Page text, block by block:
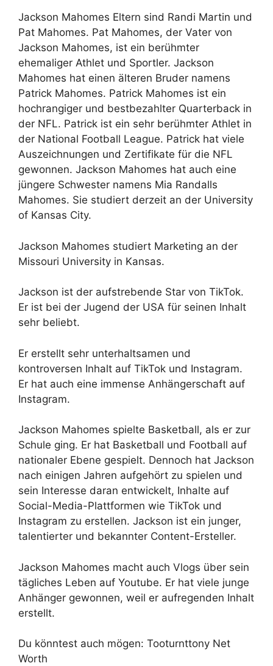
Jackson Mahomes Eltern sind Randi Martin und
Pat Mahomes. Pat Mahomes, der Vater von
Jackson Mahomes, ist ein berühmter
ehemaliger Athlet und Sportler. Jackson
Mahomes hat einen älteren Bruder namens
Patrick Mahomes. Patrick Mahomes ist ein
hochrangiger und bestbezahlter Quarterback in
der NFL. Patrick ist ein sehr berühmter Athlet in
der National Football League. Patrick hat viele
Auszeichnungen und Zertifikate für die NFL
gewonnen. Jackson Mahomes hat auch eine
jüngere Schwester namens Mia Randalls
Mahomes. Sie studiert derzeit an der University
of Kansas City.
Jackson Mahomes studiert Marketing an der
Missouri University in Kansas.
Jackson ist der aufstrebende Star von TikTok.
Er ist bei der Jugend der USA für seinen Inhalt
sehr beliebt.
Er erstellt sehr unterhaltsamen und
kontroversen Inhalt auf TikTok und Instagram.
Er hat auch eine immense Anhängerschaft auf
Instagram.
Jackson Mahomes spielte Basketball, als er zur
Schule ging. Er hat Basketball und Football auf
nationaler Ebene gespielt. Dennoch hat Jackson
nach einigen Jahren aufgehört zu spielen und
sein Interesse daran entwickelt, Inhalte auf
Social-Media-Plattformen wie TikTok und
Instagram zu erstellen. Jackson ist ein junger,
talentierter und bekannter Content-Ersteller.
Jackson Mahomes macht auch Vlogs über sein
tägliches Leben auf Youtube. Er hat viele junge
Anhänger gewonnen, weil er aufregenden Inhalt
erstellt.
Du könntest auch mögen: Tooturnttony Net
Worth